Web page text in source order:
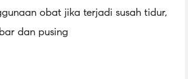
obat jika terjadi susah tidur,
dan pusing